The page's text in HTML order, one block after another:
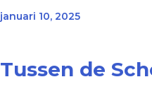
januari 10, 2025
Tussen de